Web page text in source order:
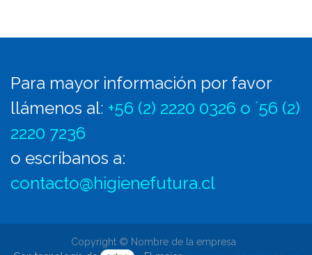
Para mayor información por favor
llámenos al: +56 (2) 2220 0326 o ´56 (2)
2220 7236
o escríbanos a:
contacto@higienefutura.cl
Copyright © Nombre de la empresa